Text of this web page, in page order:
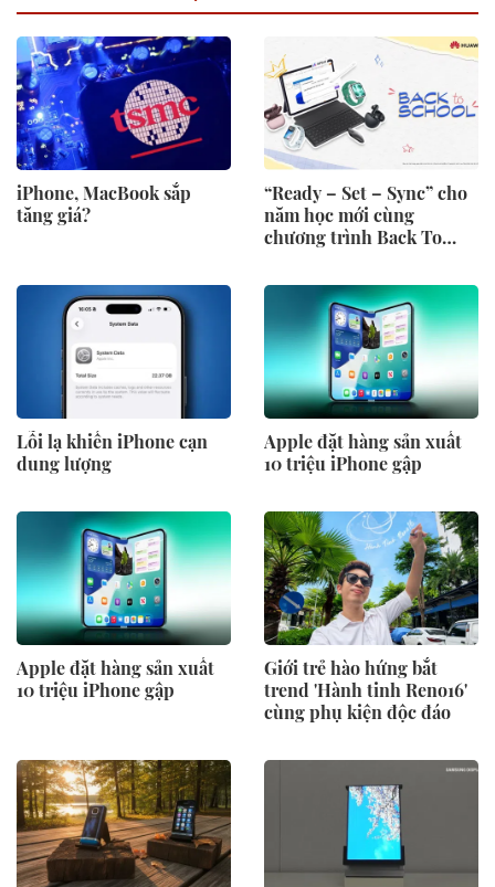
iPhone, MacBook sắp
tăng giá?
“Ready – Set – Sync” cho
năm học mới cùng
chương trình Back To
Lỗi lạ khiến iPhone cạn
dung lượng
Apple đặt hàng sản xuất
10 triệu iPhone gập
Apple đặt hàng sản xuất
10 triệu iPhone gập
Giới trẻ hào hứng bắt
trend 'Hành tinh Reno16'
cùng phụ kiện độc đáo